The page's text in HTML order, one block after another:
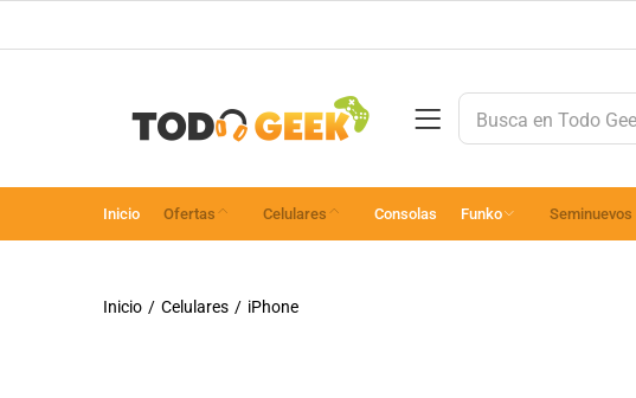
Inicio Ofertas Celulares Consolas Funko Seminuevos
Inicio Celulares iPhone